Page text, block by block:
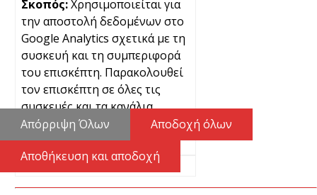
Χρησιμοποιείται για
την αποστολή δεδομένων στο
Google Analytics σχετικά με τη
συσκευή και τη συμπεριφορά
του επισκέπτη. Παρακολουθεί
τον επισκέπτη σε όλες τις
συσκευές και τα κανάλια
μάρκετινγκ.
Μόνιμα
Pixel
Απόρριψη Όλων Αποδοχή όλων
Αποθήκευση και αποδοχή